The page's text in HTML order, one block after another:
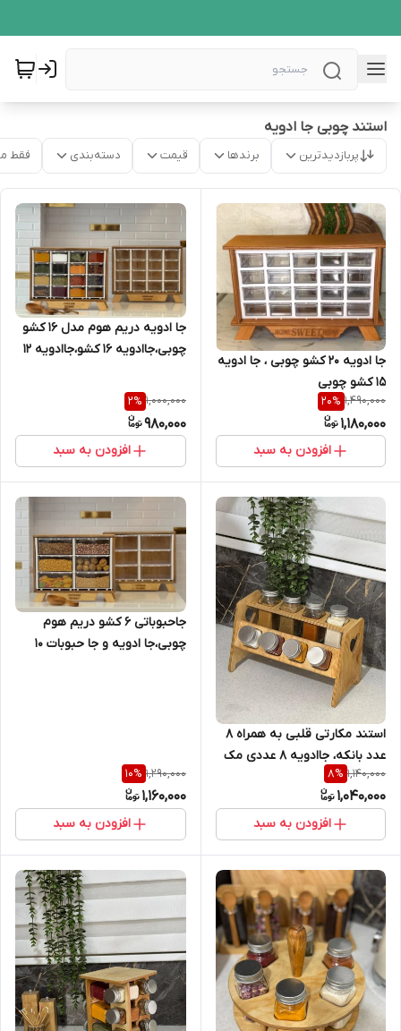
استند چوبی جا ادویه
پربازدیدترین برندها قیمت دسته‌بندی فقط
جا ادویه ۲۰ کشو چوبی ، جا ادویه
۱۵ کشو چوبی
1,490,000
20%
1,180,000
افزودن به سبد
جا ادویه دریم هوم مدل 16 کشو
چوبی،جاادویه 16 کشو،جاادویه 12
کشو دریم هوم چوبی
1,000,000
2%
980,000
افزودن به سبد
استند مکارتی قلبی به همراه ۸
عدد بانکه، جاادویه 8 عددی مک
کارتی به همراه استند
1,140,000
8%
1,040,000
افزودن به سبد
جاحبوباتی 6 کشو دریم هوم
چوبی،جا ادویه و جا حبوبات 10
1,290,000
10%
1,160,000
افزودن به سبد